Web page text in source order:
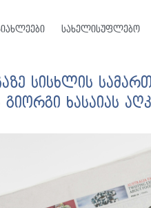
სახელისუფლებო
სისხლის
გიორგი ხასაიას